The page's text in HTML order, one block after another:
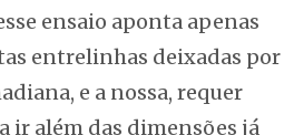
ensaio aponta apenas
entrelinhas deixadas por
e a nossa, requer
ir além das dimensões já